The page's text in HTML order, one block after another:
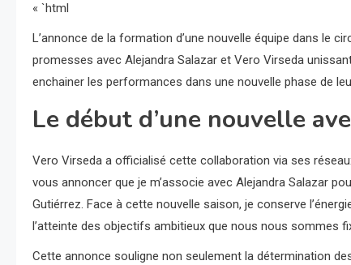
« `html
L’annonce de la formation d’une nouvelle équipe dans le
promesses avec Alejandra Salazar et Vero Virseda
enchainer les performances dans une nouvelle phase de
Le début d’une nouvelle
Vero Virseda a officialisé cette collaboration via ses
vous annoncer que je m’associe avec Alejandra Salazar
Gutiérrez. Face à cette nouvelle saison, je conserve
l’atteinte des objectifs ambitieux que nous nous sommes
Cette annonce souligne non seulement la détermination